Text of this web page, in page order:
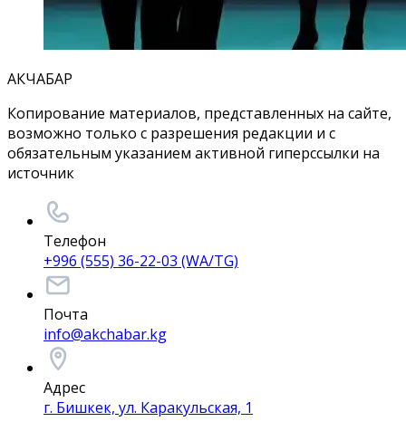
АКЧАБАР
Копирование материалов, представленных на сайте,
возможно только с разрешения редакции и с
обязательным указанием активной гиперссылки на
источник
Телефон
+996 (555) 36-22-03 (WA/TG)
Почта
info@akchabar.kg
Адрес
г. Бишкек, ул. Каракульская, 1